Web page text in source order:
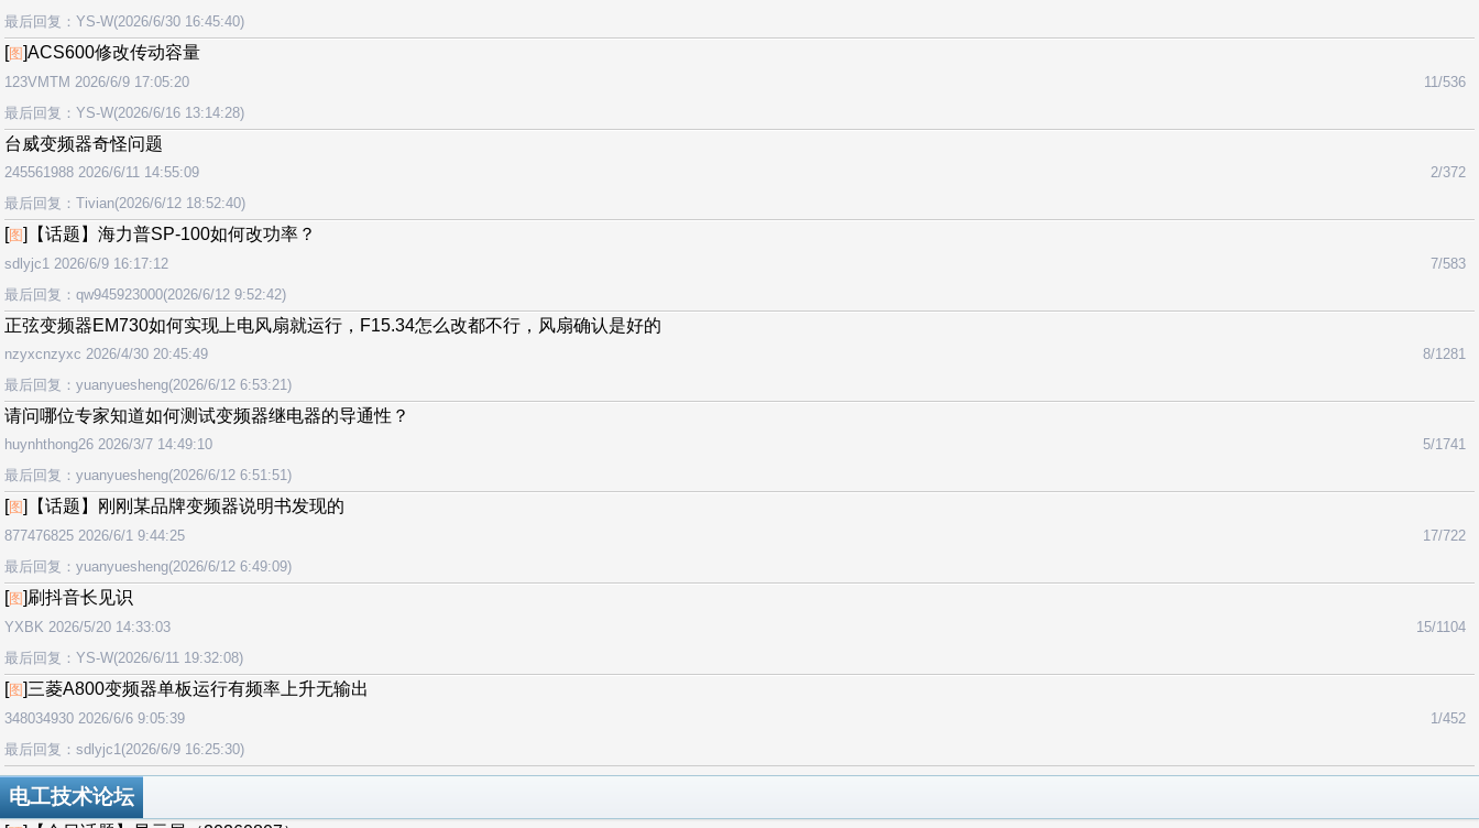
最后回复：YS-W(2026/6/30 16:45:40)
[图]ACS600修改传动容量
123VMTM 2026/6/9 17:05:20
11/536
最后回复：YS-W(2026/6/16 13:14:28)
台威变频器奇怪问题
245561988 2026/6/11 14:55:09
2/372
最后回复：Tivian(2026/6/12 18:52:40)
[图]【话题】海力普SP-100如何改功率？
sdlyjc1 2026/6/9 16:17:12
7/583
最后回复：qw945923000(2026/6/12 9:52:42)
正弦变频器EM730如何实现上电风扇就运行，F15.34怎么改都不行，风扇确认是好的
nzyxcnzyxc 2026/4/30 20:45:49
8/1281
最后回复：yuanyuesheng(2026/6/12 6:53:21)
请问哪位专家知道如何测试变频器继电器的导通性？
huynhthong26 2026/3/7 14:49:10
5/1741
最后回复：yuanyuesheng(2026/6/12 6:51:51)
[图]【话题】刚刚某品牌变频器说明书发现的
877476825 2026/6/1 9:44:25
17/722
最后回复：yuanyuesheng(2026/6/12 6:49:09)
[图]刷抖音长见识
YXBK 2026/5/20 14:33:03
15/1104
最后回复：YS-W(2026/6/11 19:32:08)
[图]三菱A800变频器单板运行有频率上升无输出
348034930 2026/6/6 9:05:39
1/452
最后回复：sdlyjc1(2026/6/9 16:25:30)
电工技术论坛